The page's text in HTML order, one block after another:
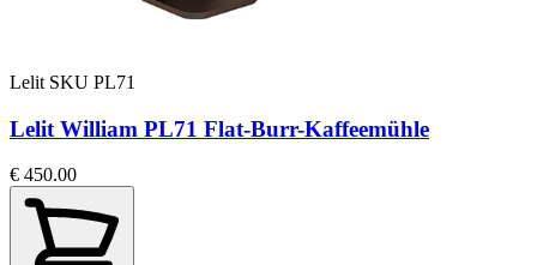
Lelit SKU PL71
Lelit William PL71 Flat-Burr-Kaffeemühle
€ 450.00